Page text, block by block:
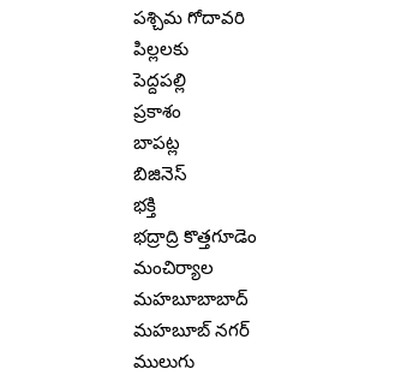
పశ్చిమ గోదావరి
పిల్లలకు
పెద్దపల్లి
ప్రకాశం
బాపట్ల
బిజినెస్
భక్తి
భద్రాద్రి కొత్తగూడెం
మంచిర్యాల
మహబూబాబాద్
మహబూబ్ నగర్
ములుగు